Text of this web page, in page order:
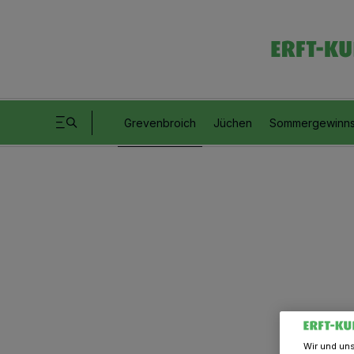
Grevenbroich Jüchen
Wir und